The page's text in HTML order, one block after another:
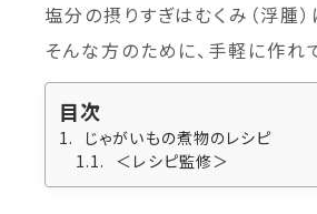
塩分の摂りすぎはむくみ（浮腫
そんな方のために、手軽に作れ
目次
じゃがいもの煮物のレシピ
＜レシピ監修＞